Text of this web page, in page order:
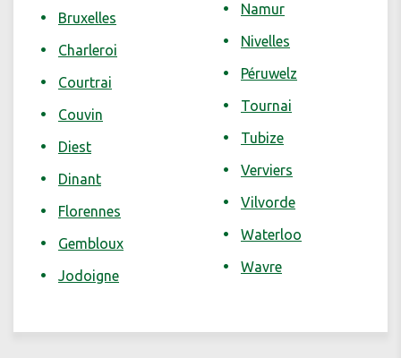
Bruxelles
Charleroi
Courtrai
Couvin
Diest
Dinant
Florennes
Gembloux
Jodoigne
Namur
Nivelles
Péruwelz
Tournai
Tubize
Verviers
Vilvorde
Waterloo
Wavre